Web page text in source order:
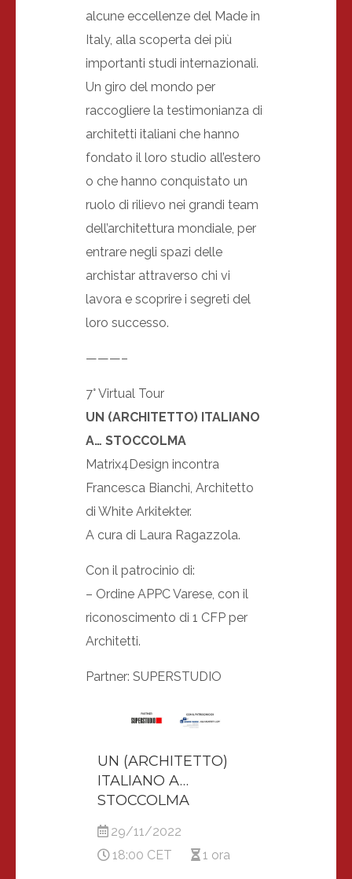
alcune eccellenze del Made in
Italy, alla scoperta dei più
importanti studi internazionali.
Un giro del mondo per
raccogliere la testimonianza di
architetti italiani che hanno
fondato il loro studio all’estero
o che hanno conquistato un
ruolo di rilievo nei grandi team
dell’architettura mondiale, per
entrare negli spazi delle
archistar attraverso chi vi
lavora e scoprire i segreti del
loro successo.
———–
7° Virtual Tour
UN (ARCHITETTO) ITALIANO
A… STOCCOLMA
Matrix4Design incontra
Francesca Bianchi, Architetto
di White Arkitekter.
A cura di Laura Ragazzola.
Con il patrocinio di:
– Ordine APPC Varese, con il
riconoscimento di 1 CFP per
Architetti.
Partner: SUPERSTUDIO
UN (ARCHITETTO)
ITALIANO A…
STOCCOLMA
29/11/2022
18:00 CET
1 ora